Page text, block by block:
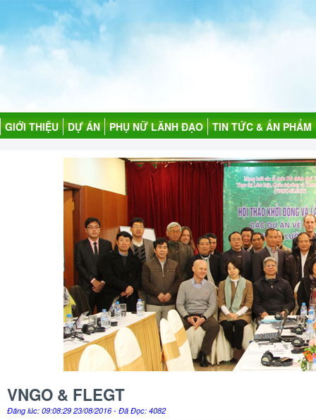
GIỚI THIỆU DỰ ÁN PHỤ NỮ LÃNH ĐẠO TIN TỨC & ẤN PHẨM
VNGO & FLEGT
Đăng lúc: 09:08:29 23/08/2016 - Đã Đọc: 4082